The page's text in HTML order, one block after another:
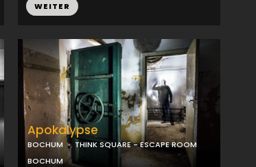
WEITER
Apokalypse
BOCHUM
THINK SQUARE - ESCAPE ROOM
BOCHUM